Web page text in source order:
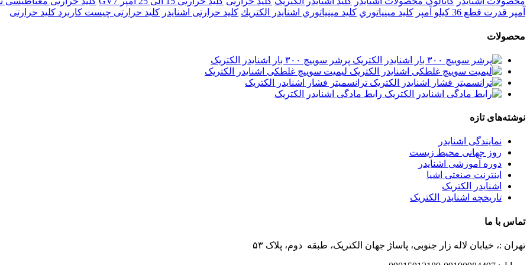
آمپر قدرت قطع 36 کیلو آمپر
کليد مينياتوري کليد مينياتوري اشنايدر الكتريك کلید حرارتی اشنایدر کلید حرارتی چیست کاربرد کلید حرارتی
محصولات
پرشر سوییچ ۳۰۰ بار اشنایدر الکتریک
لیمیت سوییچ غلطکی اشنایدر الکتریک
ترانسمیتر فشار اشنایدر الکتریک
رابط مادگی اشنایدر الکتریک
نوشته‌های تازه
نمایندگی اشنایدر
روز جهانی محیط زیست
دوره آموزشی اشنایدر
اینترنت صنعتی اشیا
اشنایدر الکتریک
تاریخچه اشنایدر الکتریک
تماس با ما
تهران :، خیابان لاله زار جنوبی، پاساژ جهان الکتریک، طبقه دوم، پلاک ۵۳